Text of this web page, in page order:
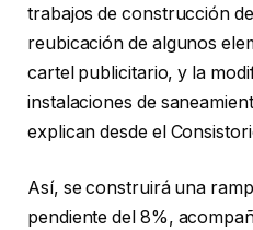
trabajos de construcción
reubicación de algunos
cartel publicitario, y la
instalaciones de
explican desde el
Así, se construirá una
pendiente del 8%,